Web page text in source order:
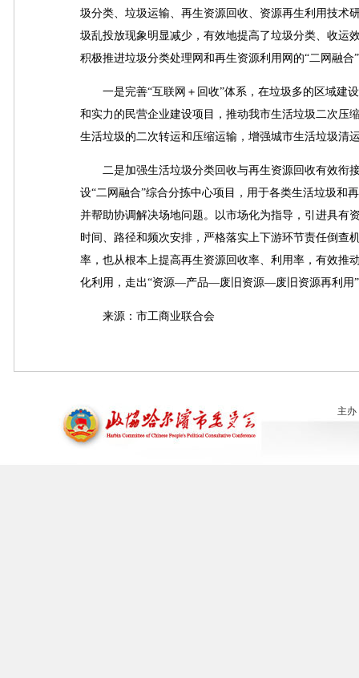
圾分类、垃圾运输、再生资源回收、资源再生利用技术
圾乱投放现象明显减少，有效地提高了垃圾分类、收运
积极推进垃圾分类处理网和再生资源利用网的“二网融合
一是完善“互联网＋回收”体系，在垃圾多的区域建
和实力的民营企业建设项目，推动我市生活垃圾二次压
生活垃圾的二次转运和压缩运输，增强城市生活垃圾清
二是加强生活垃圾分类回收与再生资源回收有效衔
设“二网融合”综合分拣中心项目，用于各类生活垃圾和
并帮助协调解决场地问题。以市场化为指导，引进具有
时间、路径和频次安排，严格落实上下游环节责任倒查
率，也从根本上提高再生资源回收率、利用率，有效推
化利用，走出“资源—产品—废旧资源—废旧资源再利用
来源：市工商业联合会
主